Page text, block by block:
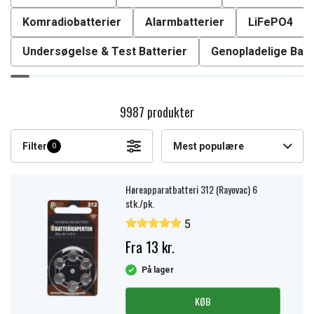
Komradiobatterier Alarmbatterier LiFePO4
Undersøgelse & Test Batterier Genopladelige
9987 produkter
Filter 0 Mest populære
Høreapparatbatteri 312 (Rayovac) 6
stk./pk.
5
Fra 13 kr.
På lager
KØB